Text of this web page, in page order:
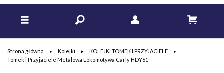
Strona główna Kolejki
KOLEJKI TOMEK I PRZYJACIELE
Tomek i Przyjaciele Metalowa Lokomotywa Carly HDY61